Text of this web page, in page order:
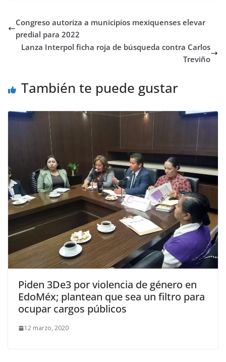
Congreso autoriza a municipios mexiquenses elevar
predial para 2022
Lanza Interpol ficha roja de búsqueda contra Carlos
Treviño
También te puede gustar
Piden 3De3 por violencia de género en
EdoMéx; plantean que sea un filtro para
ocupar cargos públicos
12 marzo, 2020